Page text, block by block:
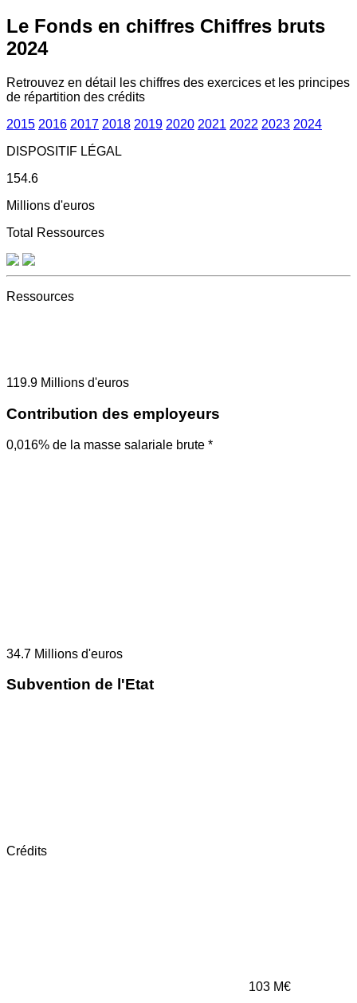
Le Fonds en chiffres Chiffres bruts
2024
Retrouvez en détail les chiffres des exercices et les principes
de répartition des crédits
2015 2016 2017 2018 2019 2020 2021 2022 2023 2024
DISPOSITIF LÉGAL
154.6
Millions d'euros
Total Ressources
Ressources
119.9 Millions d'euros
Contribution des employeurs
0,016% de la masse salariale brute *
34.7 Millions d'euros
Subvention de l'Etat
Crédits
103 M€